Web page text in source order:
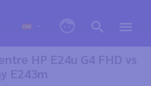
HP E24u G4 FHD vs
E243m